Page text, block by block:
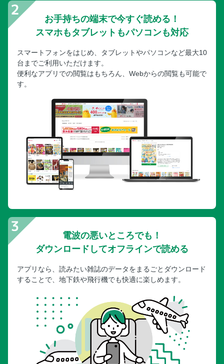
お手持ちの端末で今すぐ読める！
スマホもタブレットもパソコンも対応
スマートフォンをはじめ、タブレットやパソコンなど最大10
台までご利用いただけます。
便利なアプリでの閲覧はもちろん、Webからの閲覧も可能で
す。
電波の悪いところでも！
ダウンロードしてオフラインで読める
アプリなら、読みたい雑誌のデータをまるごとダウンロード
することで、地下鉄や飛行機でも快適に楽しめます。